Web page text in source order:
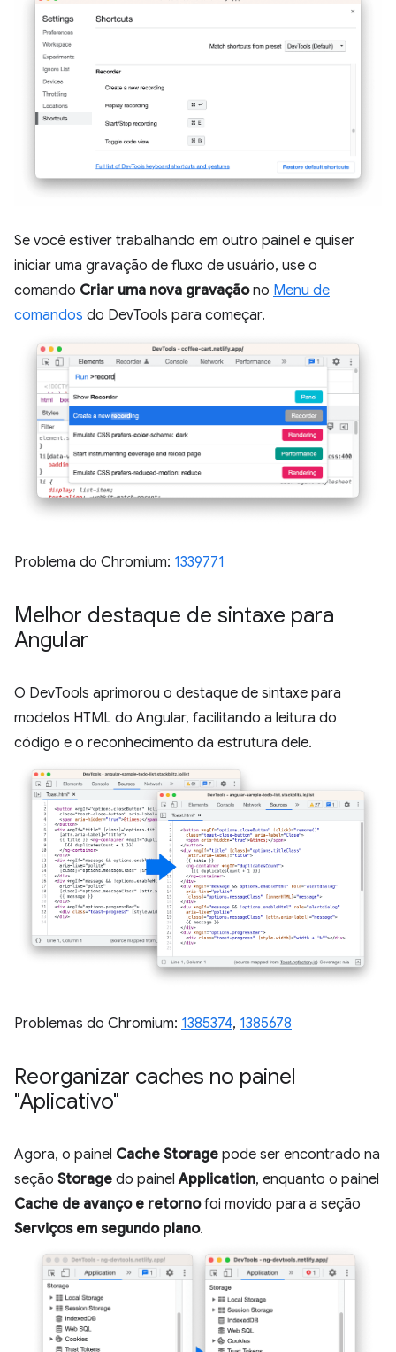
Se você estiver trabalhando em outro painel e quiser
iniciar uma gravação de fluxo de usuário, use o
comando Criar uma nova gravaçãono Menu de
comandos do DevTools para começar.
Problema do Chromium: 1339771
Melhor destaque de sintaxe para
Angular
O DevTools aprimorou o destaque de sintaxe para
modelos HTML do Angular, facilitando a leitura do
código e o reconhecimento da estrutura dele.
Problemas do Chromium: 1385374, 1385678
Reorganizar caches no painel
"Aplicativo"
Agora, o painel Cache Storage pode ser encontrado na
seção Storage do painelApplication, enquanto o painel
Cache de avanço e retornofoi movido para a seção
Serviços em segundo plano.